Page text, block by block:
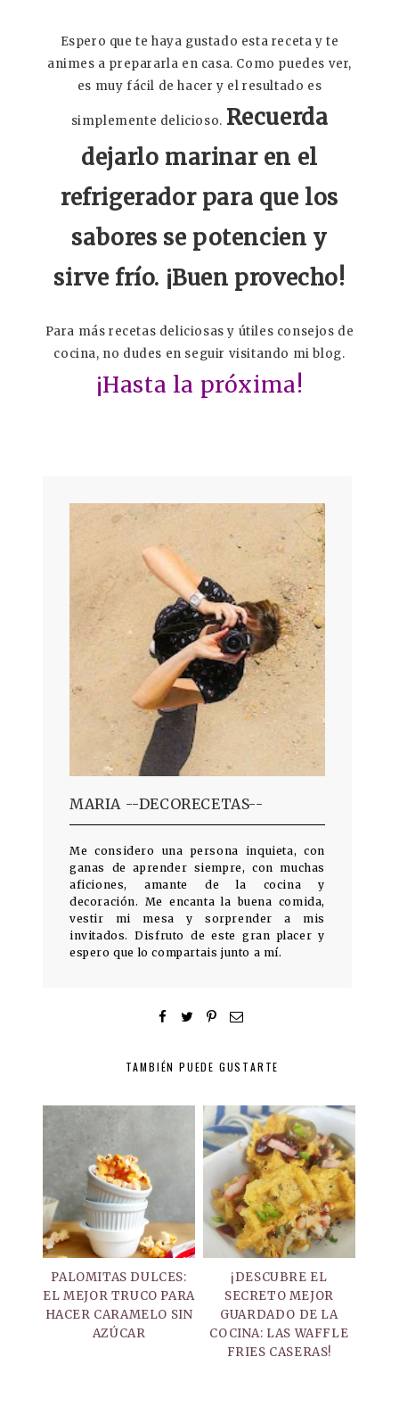
Espero que te haya gustado esta receta y te
animes a prepararla en casa. Como puedes ver,
es muy fácil de hacer y el resultado es
simplemente delicioso. Recuerda
dejarlo marinar en el
refrigerador para que los
sabores se potencien y
sirve frío. ¡Buen provecho!
Para más recetas deliciosas y útiles consejos de
cocina, no dudes en seguir visitando mi blog.
¡Hasta la próxima!
MARIA --DECORECETAS--
Me considero una persona inquieta, con
ganas de aprender siempre, con muchas
aficiones, amante de la cocina y
decoración. Me encanta la buena comida,
vestir mi mesa y sorprender a mis
invitados. Disfruto de este gran placer y
espero que lo compartais junto a mí.
TAMBIÉN PUEDE GUSTARTE
PALOMITAS DULCES:
EL MEJOR TRUCO PARA
HACER CARAMELO SIN
AZÚCAR
¡DESCUBRE EL
SECRETO MEJOR
GUARDADO DE LA
COCINA: LAS WAFFLE
FRIES CASERAS!